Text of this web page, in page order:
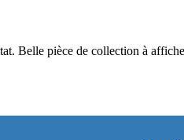
Belle pièce de collection à